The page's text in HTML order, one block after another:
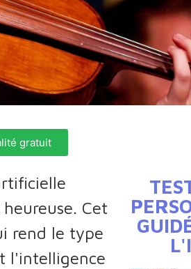
gratuit
Cet
rend le type
l'intelligence